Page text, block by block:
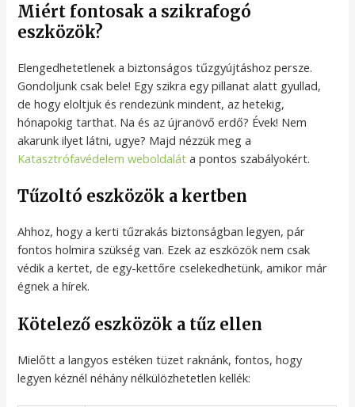
Miért fontosak a szikrafogó
eszközök?
Elengedhetetlenek a biztonságos tűzgyújtáshoz persze.
Gondoljunk csak bele! Egy szikra egy pillanat alatt gyullad,
de hogy eloltjuk és rendezünk mindent, az hetekig,
hónapokig tarthat. Na és az újranövő erdő? Évek! Nem
akarunk ilyet látni, ugye? Majd nézzük meg a
Katasztrófavédelem weboldalát a pontos szabályokért.
Tűzoltó eszközök a kertben
Ahhoz, hogy a kerti tűzrakás biztonságban legyen, pár
fontos holmira szükség van. Ezek az eszközök nem csak
védik a kertet, de egy-kettőre cselekedhetünk, amikor már
égnek a hírek.
Kötelező eszközök a tűz ellen
Mielőtt a langyos estéken tüzet raknánk, fontos, hogy
legyen kéznél néhány nélkülözhetetlen kellék: